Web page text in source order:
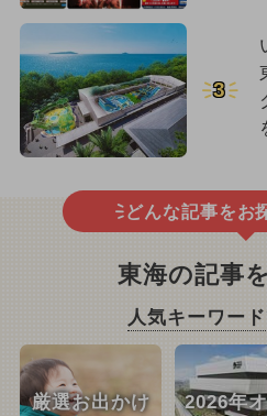
3
どんな記事をお
東海の記事
人気キーワー
厳選お出かけ
2026年